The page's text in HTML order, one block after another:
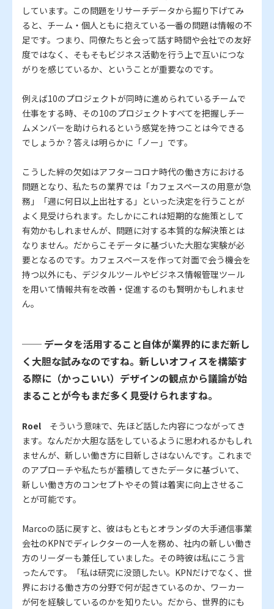
しています。この問題をリサーチデータから掘り下げてみ
ると、チーム・個人ともに抱えている一番の問題は情報の不
足です。つまり、同僚たちと会って話す時間や会社での友好
度ではなく、そもそもビジネス活動を行う上で互いにつな
がりを感じているか、ということが重要なのです。
例えば10のプロジェクトが同時に進められているチームで
仕事をする時、その10のプロジェクトすべてを把握しチー
ムメンバーを助けられるという感覚を持つことは今できる
でしょうか？答えは明らかに「ノー」です。
こうした絆の欠如はアフターコロナ時代の働き方における
問題となり、私たちの業界では「カフェスペースの用意が急
務」「週に何日以上出社する」といった決定を行うことが
よく見受けられます。たしかにこれは短期的な施策として
有効かもしれませんが、問題に対する本質的な解決策とは
なりません。だからこそデータに基づいた大胆な実験が必
要となるのです。カフェスペースを作って対面で会う機会を
持つ以外にも、デジタルツールやビジネス情報管理ツール
を用いて情報共有を改善・促進するのも賢明かもしれませ
ん。
── データを活用すること自体が業界的にまだ新し
く大胆な試みなのですね。新しいオフィスを構築す
る際に（かっこいい）デザインの観点から議論が始
まることが今もまだ多く見受けられますね。
Roel そういう意味で、先ほど話した内容につながってき
ます。なんだか大胆な話をしているように思われるかもしれ
ませんが、新しい働き方に目新しさはないんです。これまで
のアプローチや私たちが蓄積してきたデータに基づいて、
新しい働き方のコンセプトやその質は着実に向上させるこ
とが可能です。
Marcoの話に戻すと、彼はもともとオランダの大手通信事業
会社のKPNでディレクターの一人を務め、社内の新しい働き
方のリーダーも兼任していました。その時彼は私にこう言
ったんです。「私は研究に没頭したい。KPNだけでなく、世
界における働き方の分野で何が起きているのか、ワーカー
が何を経験しているのかを知りたい。だから、世界的にも